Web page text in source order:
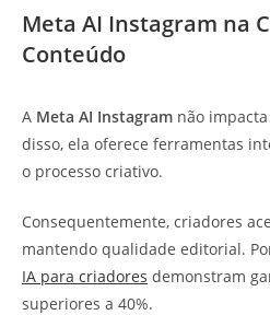
Meta AI Instagram na
Conteúdo
A Meta AI Instagram não
disso, ela oferece ferramentas
o processo criativo.
Consequentemente, criadores
mantendo qualidade editorial.
IA para criadores demonstram
superiores a 40%.